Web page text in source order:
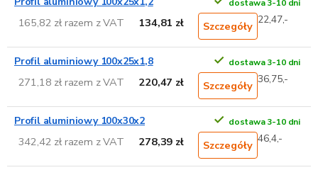
dostawa 3-10 dni
165,82 zł razem z VAT 134,81 zł Szczegóły 22,47,-
Profil aluminiowy 100x25x1,8 dostawa 3-10 dni
271,18 zł razem z VAT 220,47 zł Szczegóły 36,75,-
Profil aluminiowy 100x30x2 dostawa 3-10 dni
342,42 zł razem z VAT 278,39 zł Szczegóły 46,4,-